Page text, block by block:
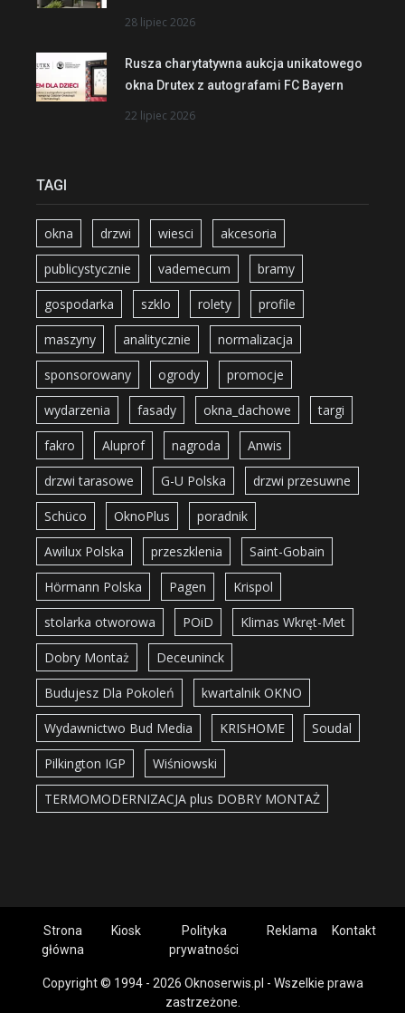
28 lipiec 2026
Rusza charytatywna aukcja unikatowego
okna Drutex z autografami FC Bayern
22 lipiec 2026
TAGI
okna drzwi wiesci akcesoria
publicystycznie vademecum bramy
gospodarka szklo rolety profile
maszyny analitycznie normalizacja
sponsorowany ogrody promocje
wydarzenia fasady okna_dachowe targi
fakro Aluprof nagroda Anwis
drzwi tarasowe G-U Polska drzwi przesuwne
Schüco OknoPlus poradnik
Awilux Polska przeszklenia Saint-Gobain
Hörmann Polska Pagen Krispol
stolarka otworowa POiD Klimas Wkręt-Met
Dobry Montaż Deceuninck
Budujesz Dla Pokoleń kwartalnik OKNO
Wydawnictwo Bud Media KRISHOME Soudal
Pilkington IGP Wiśniowski
TERMOMODERNIZACJA plus DOBRY MONTAŻ
Strona
główna
Kiosk
Polityka
prywatności
Reklama Kontakt
Copyright © 1994 - 2026 Oknoserwis.pl - Wszelkie prawa
zastrzeżone.